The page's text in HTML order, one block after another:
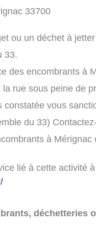
33700
ou un déchet à
33.
des encombrants à
rue sous peine de
constatée vous
du 33)
à Mérignac
lié à cette activité
déchetteries